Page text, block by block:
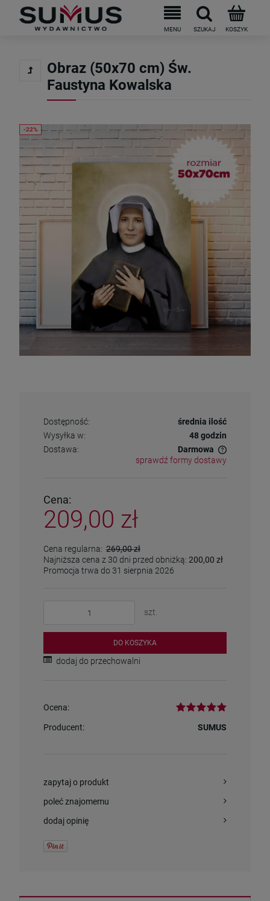
Obraz (50x70 cm) Św.
Faustyna Kowalska
Dostępność:
średnia ilość
Wysyłka w:
48 godzin
Dostawa:
Darmowa
Cena nie zawiera ewentualnych kosztów płatności
sprawdź formy dostawy
Cena:
209,00 zł
Cena regularna: 269,00 zł
Najniższa cena z 30 dni przed obniżką: 200,00 zł
Promocja trwa do 31 sierpnia 2026
szt.
DO KOSZYKA
dodaj do przechowalni
Ocena:
Producent: SUMUS
zapytaj o produkt
poleć znajomemu
dodaj opinię